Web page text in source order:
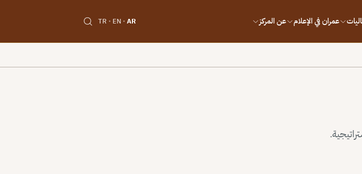
عمران في الإعلام عن المركز AR
EN
TR